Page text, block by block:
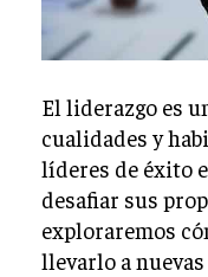
El liderazgo es
cualidades y
líderes de éxito
desafiar sus
exploraremos
llevarlo a